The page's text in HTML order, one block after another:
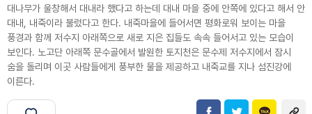
대나무가 울창해서 대내라 했다고 하는데 대내 마을 중에 안쪽에 있다고 해서 안
대내, 내죽이라 불렀다고 한다. 내죽마을에 들어서면 평화로워 보이는 마을
풍경과 함께 저수지 아래쪽으로 새로 지은 집들도 속속 들어서고 있는 모습이
보인다. 노고단 아래쪽 문수골에서 발원한 토지천은 문수제 저수지에서 잠시
숨을 돌리며 이곳 사람들에게 풍부한 물을 제공하고 내죽교를 지나 섬진강에
이른다.